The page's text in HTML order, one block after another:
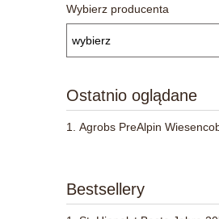
Wybierz producenta
Ostatnio oglądane
Agrobs PreAlpin
Bestsellery